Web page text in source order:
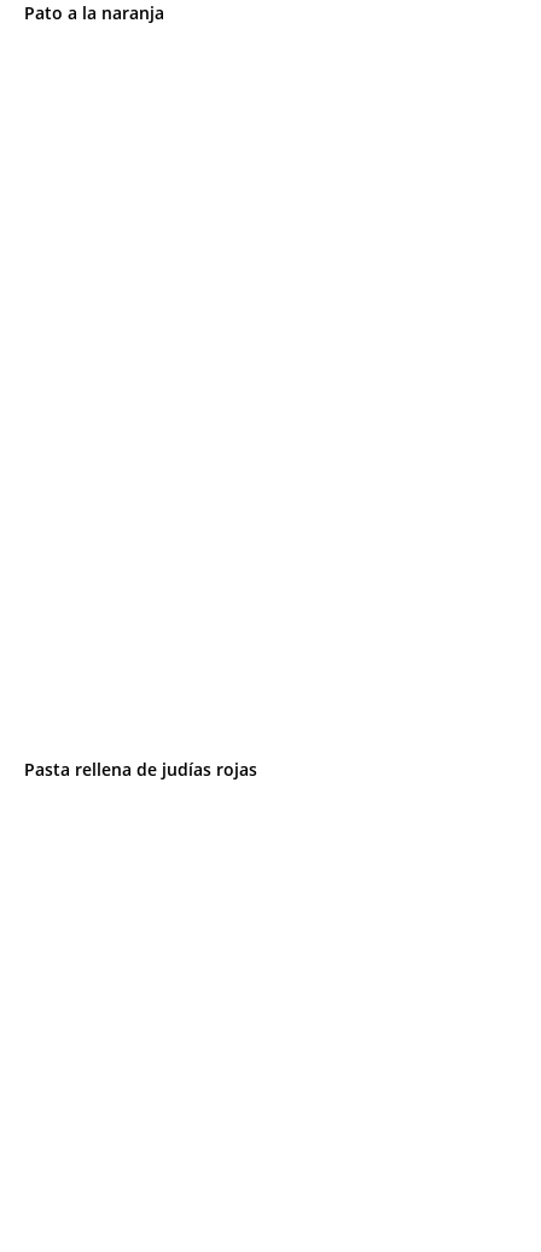
Pato a la naranja
Pasta rellena de judías rojas